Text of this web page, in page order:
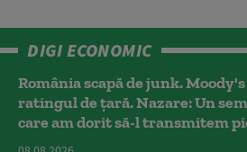
DIGI ECONOMIC
România scapă de junk.
ratingul de țară. Nazare: Un
care am dorit să-l transmitem